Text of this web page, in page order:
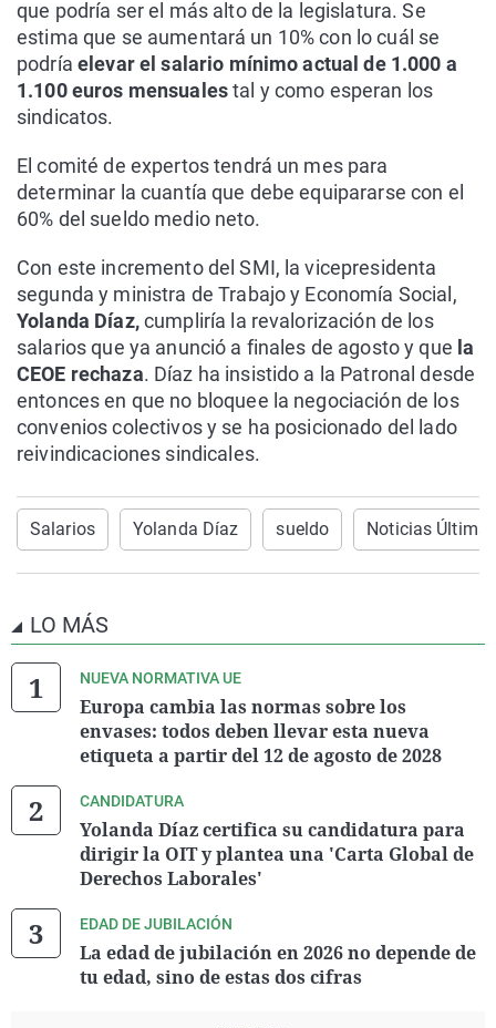
que podría ser el más alto de la legislatura. Se
estima que se aumentará un 10% con lo cuál se
podría elevar el salario mínimo actual de 1.000 a
1.100 euros mensualestal y como esperan los
sindicatos.
El comité de expertos tendrá un mes para
determinar la cuantía que debe equipararse con el
60% del sueldo medio neto.
Con este incremento del SMI, la vicepresidenta
segunda y ministra de Trabajo y Economía Social,
Yolanda Díaz,cumpliría la revalorización de los
salarios que ya anunció a finales de agosto y que la
CEOE rechaza. Díaz ha insistido a la Patronal desde
entonces en que no bloquee la negociación de los
convenios colectivos y se ha posicionado del lado
reivindicaciones sindicales.
Salarios Yolanda Díaz sueldo Noticias Última
LO MÁS
NUEVA NORMATIVA UE
Europa cambia las normas sobre los
envases: todos deben llevar esta nueva
etiqueta a partir del 12 de agosto de 2028
CANDIDATURA
Yolanda Díaz certifica su candidatura para
dirigir la OIT y plantea una 'Carta Global de
Derechos Laborales'
EDAD DE JUBILACIÓN
La edad de jubilación en 2026 no depende de
tu edad, sino de estas dos cifras